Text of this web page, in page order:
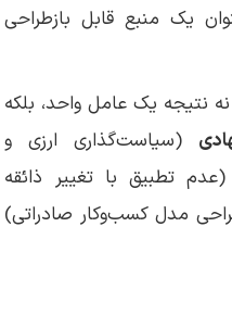
یک منبع قابل بازطراحی
نتیجه یک عامل واحد، بلکه
(سیاست‌گذاری ارزی و
(عدم تطبیق با تغییر ذائقه
مدل کسب‌وکار صادراتی)